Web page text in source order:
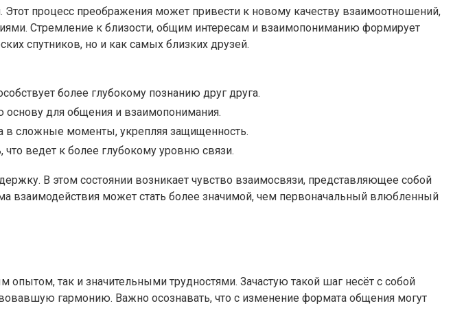
процесс преображения может привести к новому качеству взаимоотношений,
Стремление к близости, общим интересам и взаимопониманию формирует
спутников, но и как самых близких друзей.
более глубокому познанию друг друга.
основу для общения и взаимопонимания.
в сложные моменты, укрепляя защищенность.
что ведет к более глубокому уровню связи.
В этом состоянии возникает чувство взаимосвязи, представляющее собой
взаимодействия может стать более значимой, чем первоначальный влюбленный
так и значительными трудностями. Зачастую такой шаг несёт с собой
гармонию. Важно осознавать, что с изменение формата общения могут